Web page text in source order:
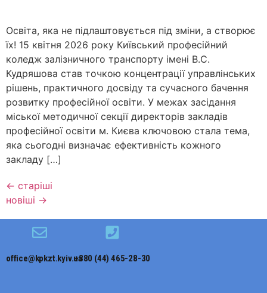
Освіта, яка не підлаштовується під зміни, а створює
їх! 15 квітня 2026 року Київський професійний
коледж залізничного транспорту імені В.С.
Кудряшова став точкою концентрації управлінських
рішень, практичного досвіду та сучасного бачення
розвитку професійної освіти. У межах засідання
міської методичної секції директорів закладів
професійної освіти м. Києва ключовою стала тема,
яка сьогодні визначає ефективність кожного
закладу […]
← старіші
новіші →
office@kpkzt.kyiv.ua+380 (44) 465-28-30